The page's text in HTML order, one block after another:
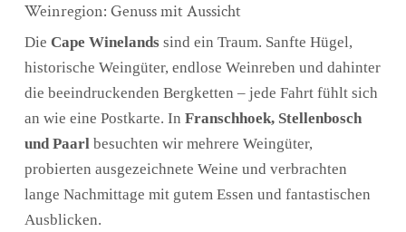
Weinregion: Genuss mit Aussicht
Die Cape Winelandssind ein Traum. Sanfte Hügel,
historische Weingüter, endlose Weinreben und dahinter
die beeindruckenden Bergketten – jede Fahrt fühlt sich
an wie eine Postkarte. In Franschhoek, Stellenbosch
und Paarlbesuchten wir mehrere Weingüter,
probierten ausgezeichnete Weine und verbrachten
lange Nachmittage mit gutem Essen und fantastischen
Ausblicken.